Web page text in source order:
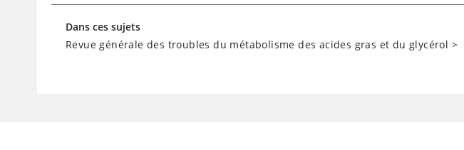
Dans ces sujets
Revue générale des troubles du métabolisme des acides gras et du glycérol >